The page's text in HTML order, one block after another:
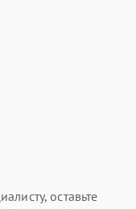
оставьте